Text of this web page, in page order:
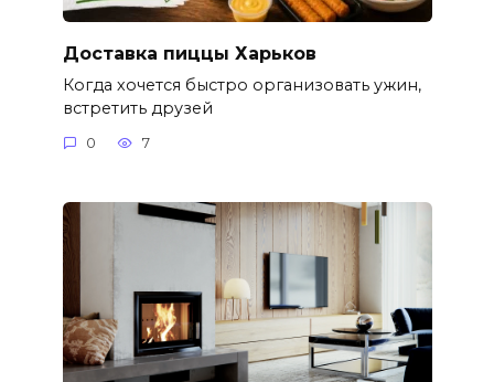
Доставка пиццы Харьков
Когда хочется быстро организовать ужин,
встретить друзей
0 7